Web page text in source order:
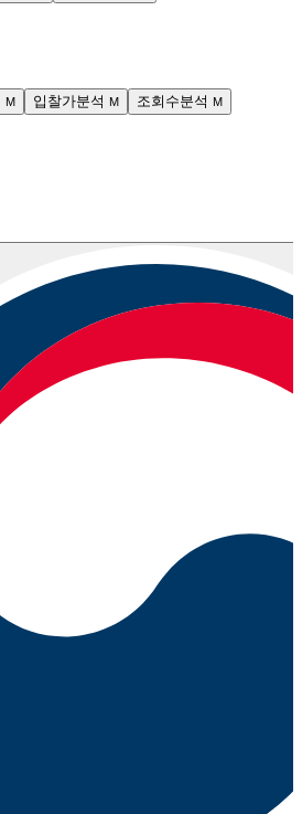
M 입찰가분석 M 조회수분석 M